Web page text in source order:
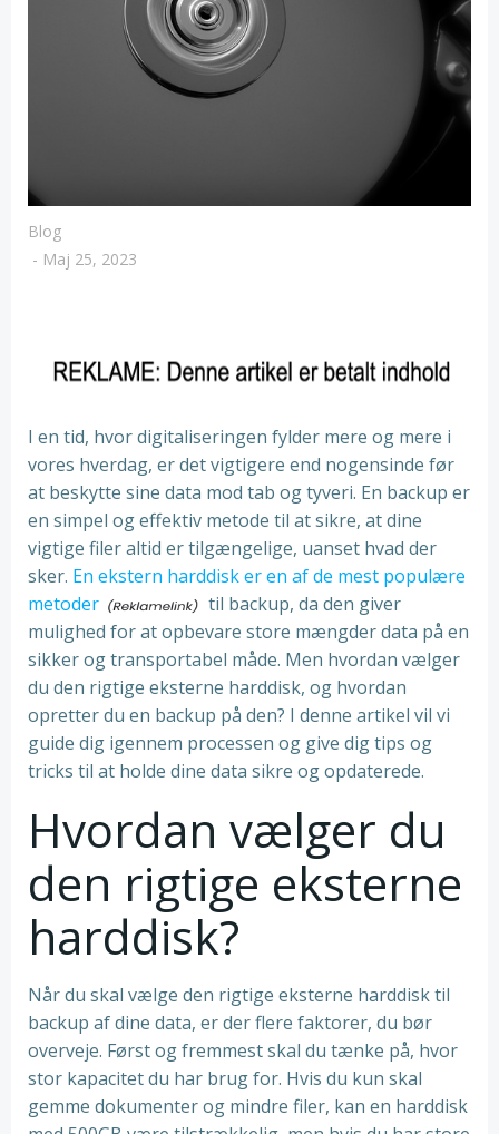
Blog
- Maj 25, 2023
I en tid, hvor digitaliseringen fylder mere og mere i
vores hverdag, er det vigtigere end nogensinde før
at beskytte sine data mod tab og tyveri. En backup er
en simpel og effektiv metode til at sikre, at dine
vigtige filer altid er tilgængelige, uanset hvad der
sker. En ekstern harddisk er en af de mest populære
metoder
til backup, da den giver
mulighed for at opbevare store mængder data på en
sikker og transportabel måde. Men hvordan vælger
du den rigtige eksterne harddisk, og hvordan
opretter du en backup på den? I denne artikel vil vi
guide dig igennem processen og give dig tips og
tricks til at holde dine data sikre og opdaterede.
Hvordan vælger du
den rigtige eksterne
harddisk?
Når du skal vælge den rigtige eksterne harddisk til
backup af dine data, er der flere faktorer, du bør
overveje. Først og fremmest skal du tænke på, hvor
stor kapacitet du har brug for. Hvis du kun skal
gemme dokumenter og mindre filer, kan en harddisk